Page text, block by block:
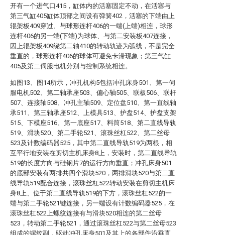
开有一个进气口415，缸体内的活塞固定不动，在活塞与
第三气缸405缸体顶部之间设有弹簧402，活塞的下端由上
辊架板409穿过、与球形连杆406的一端(上端)相连，球形
连杆406的另一端(下端)为球体、与第二安装板407连接，
因上辊架板409绕第二轴410的转动轨迹为弧线，不是完全
垂直的，球形连杆406的球体可避免卡滞现象；第三气缸
405及第二伺服电机分别与控制系统相连。
如图13、图14所示，冲孔机构5包括冲孔床身501、第一伺
服电机502、第二轴承座503、偏心轴505、联板506、联杆
507、连接轴508、冲孔主轴509、定位盘510、第一直线轴
承511、第三轴承座512、上模具513、护盘514、护盘支架
515、下模座516、第一底座517、料筒518、第二直线导轨
519、滑块520、第二手轮521、滚珠丝杠522、第二丝母
523及计数编码器525，其中第二直线导轨519为两根，相
互平行地安装在剪切主机床身8上，安装时，第二直线导轨
519的长度方向与硅钢片7的运行方向垂直；冲孔床身501
的底部安装有两排共四个滑块520，两排滑块520与第二直
线导轨519配合连接，滚珠丝杠522转动安装在剪切主机床
身8上、位于第二直线导轨519的下方，滚珠丝杠522的一
端与第二手轮521键连接，另一端设有计数编码器525，在
滚珠丝杠522上螺纹连接有与滑块520相连的第二丝母
523，转动第二手轮521，通过滚珠丝杠522与第二丝母523
组成的螺纹副，驱动冲孔床身501及其上的各部件沿垂直